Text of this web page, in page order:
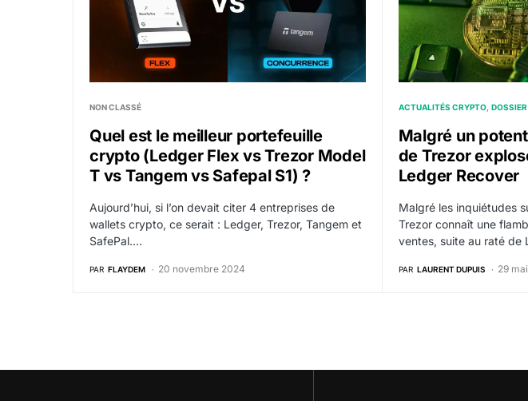
NON CLASSÉ
Quel est le meilleur portefeuille
crypto (Ledger Flex vs Trezor Model
T vs Tangem vs Safepal S1) ?
Aujourd’hui, si l’on devait citer 4 entreprises de
wallets crypto, ce serait : Ledger, Trezor, Tangem et
SafePal.…
PAR FLAYDEM 20 novembre 2024
ACTUALITÉS CRYPTO DOSSIER
Malgré un
de Trezor
Ledger Recover
Malgré les inquiétudes
Trezor connaît une
ventes, suite au raté de
PAR LAURENT DUPUIS 29